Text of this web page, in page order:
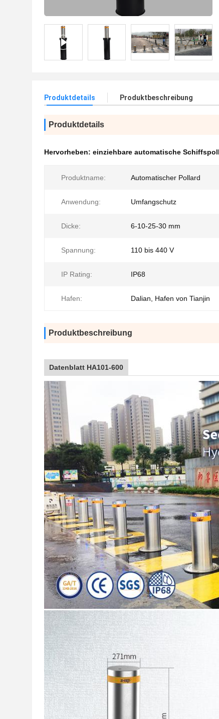
Produktdetails Produktbeschreibung
Produktdetails
Hervorheben: einziehbare automatische
Produktname: Automatischer Pollard
Anwendung: Umfangschutz
Dicke: 6-10-25-30 mm
Spannung: 110 bis 440 V
IP Rating: IP68
Hafen: Dalian, Hafen von Tianjin
Produktbeschreibung
Datenblatt HA101-600